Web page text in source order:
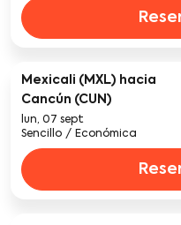
Mexicali (MXL) hacia
Cancún (CUN)
lun, 07 sept
Sencillo / Económica